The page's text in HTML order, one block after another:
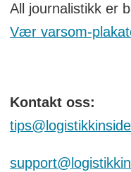
All journalistikk er
Vær varsom-
Kontakt oss: